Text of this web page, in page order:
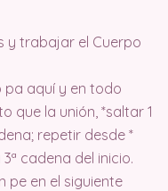
y trabajar el Cuerpo
pa aquí y en todo
que la unión, *saltar 1
repetir desde *
cadena del inicio.
pe en el siguiente